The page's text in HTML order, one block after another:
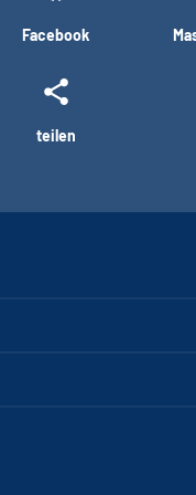
Facebook
teilen